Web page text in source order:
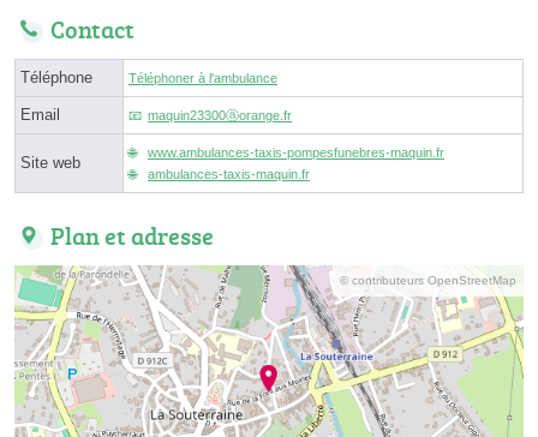
Contact
Téléphone Téléphoner à l'ambulance
Email maquin23300ⓐorange.fr
Site web
www.ambulances-taxis-pompesfunebres-maquin.fr
ambulances-taxis-maquin.fr
Plan et adresse
© contributeurs OpenStreetMap